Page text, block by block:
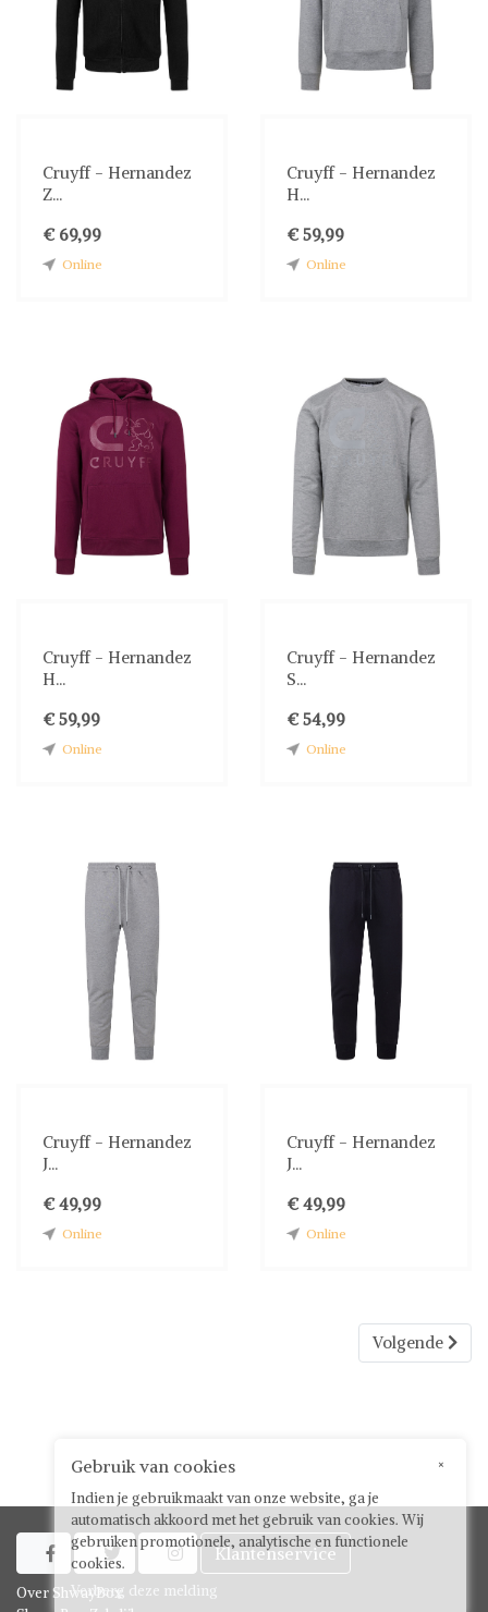
Cruyff - Hernandez
Z...
€ 69,99
Online
Cruyff - Hernandez
H...
€ 59,99
Online
Cruyff - Hernandez
H...
€ 59,99
Online
Cruyff - Hernandez
S...
€ 54,99
Online
Cruyff - Hernandez
J...
€ 49,99
Online
Cruyff - Hernandez
J...
€ 49,99
Online
Volgende
   Klantenservice
Over ShwayBox
×
Gebruik van cookies
Indien je gebruikmaakt van onze website, ga je
automatisch akkoord met het gebruik van cookies. Wij
gebruiken promotionele, analytische en functionele
cookies.
Verberg deze melding